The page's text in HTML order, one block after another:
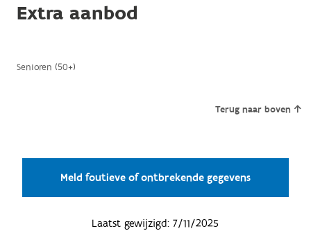
Extra aanbod
Senioren (50+)
Terug naar boven
Meld foutieve of ontbrekende gegevens
Laatst gewijzigd:7/11/2025